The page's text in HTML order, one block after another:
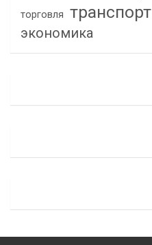
торговля транспорт
экономика